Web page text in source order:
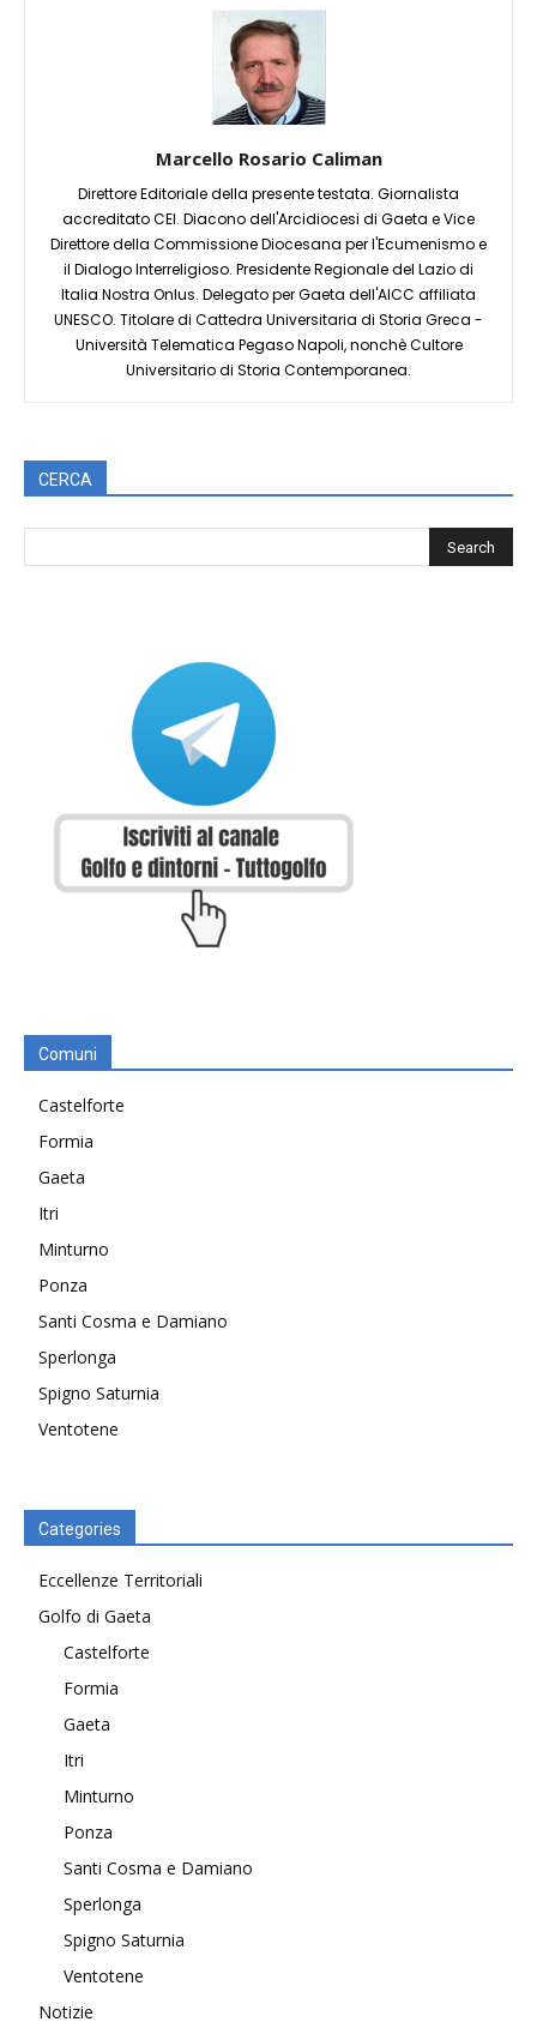
Marcello Rosario Caliman
Direttore Editoriale della presente testata. Giornalista
accreditato CEI. Diacono dell'Arcidiocesi di Gaeta e Vice
Direttore della Commissione Diocesana per l'Ecumenismo e
il Dialogo Interreligioso. Presidente Regionale del Lazio di
Italia Nostra Onlus. Delegato per Gaeta dell'AICC affiliata
UNESCO. Titolare di Cattedra Universitaria di Storia Greca -
Università Telematica Pegaso Napoli, nonchè Cultore
Universitario di Storia Contemporanea.
CERCA
Comuni
Castelforte
Formia
Gaeta
Itri
Minturno
Ponza
Santi Cosma e Damiano
Sperlonga
Spigno Saturnia
Ventotene
Categories
Eccellenze Territoriali
Golfo di Gaeta
Castelforte
Formia
Gaeta
Itri
Minturno
Ponza
Santi Cosma e Damiano
Sperlonga
Spigno Saturnia
Ventotene
Notizie